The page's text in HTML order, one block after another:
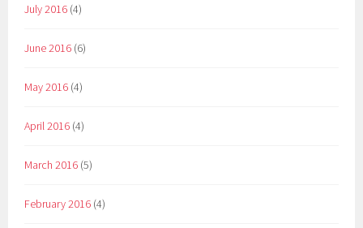
July 2016 (4)
June 2016 (6)
May 2016 (4)
April 2016 (4)
March 2016 (5)
February 2016 (4)